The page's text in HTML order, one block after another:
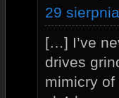
29
[…] I’ve
drives
mimicry of